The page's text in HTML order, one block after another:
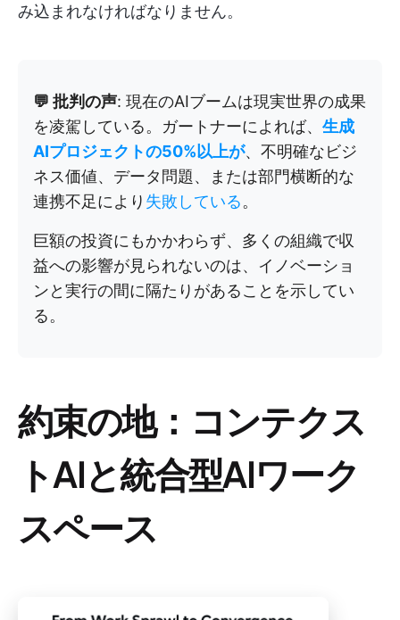
み込まれなければなりません。
💬 批判の声: 現在のAIブームは現実世界の成果
を凌駕している。ガートナーによれば、 生成
AIプロジェクトの50%以上が、不明確なビジ
ネス価値、データ問題、または部門横断的な
連携不足により 失敗している。
巨額の投資にもかかわらず、多くの組織で収
益への影響が見られないのは、イノベーショ
ンと実行の間に隔たりがあることを示してい
る。
約束の地：コンテクス
トAIと統合型AIワーク
スペース